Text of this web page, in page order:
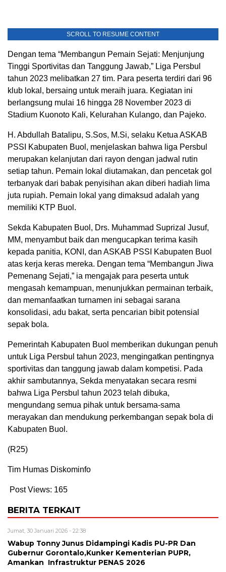
SCROLL TO RESUME CONTENT
Dengan tema “Membangun Pemain Sejati: Menjunjung
Tinggi Sportivitas dan Tanggung Jawab,” Liga Persbul
tahun 2023 melibatkan 27 tim. Para peserta terdiri dari 96
klub lokal, bersaing untuk meraih juara. Kegiatan ini
berlangsung mulai 16 hingga 28 November 2023 di
Stadium Kuonoto Kali, Kelurahan Kulango, dan Pajeko.
H. Abdullah Batalipu, S.Sos, M.Si, selaku Ketua ASKAB
PSSI Kabupaten Buol, menjelaskan bahwa liga Persbul
merupakan kelanjutan dari rayon dengan jadwal rutin
setiap tahun. Pemain lokal diutamakan, dan pencetak gol
terbanyak dari babak penyisihan akan diberi hadiah lima
juta rupiah. Pemain lokal yang dimaksud adalah yang
memiliki KTP Buol.
Sekda Kabupaten Buol, Drs. Muhammad Suprizal Jusuf,
MM, menyambut baik dan mengucapkan terima kasih
kepada panitia, KONI, dan ASKAB PSSI Kabupaten Buol
atas kerja keras mereka. Dengan tema “Membangun Jiwa
Pemenang Sejati,” ia mengajak para peserta untuk
mengasah kemampuan, menunjukkan permainan terbaik,
dan memanfaatkan turnamen ini sebagai sarana
konsolidasi, adu bakat, serta pencarian bibit potensial
sepak bola.
Pemerintah Kabupaten Buol memberikan dukungan penuh
untuk Liga Persbul tahun 2023, mengingatkan pentingnya
sportivitas dan tanggung jawab dalam kompetisi. Pada
akhir sambutannya, Sekda menyatakan secara resmi
bahwa Liga Persbul tahun 2023 telah dibuka,
mengundang semua pihak untuk bersama-sama
merayakan dan mendukung perkembangan sepak bola di
Kabupaten Buol.
(R25)
Tim Humas Diskominfo
Post Views: 165
BERITA TERKAIT
Jumat, 30 Januari 2026 - 22:38
Wabup Tonny Junus Didampingi Kadis PU-PR Dan
Gubernur Gorontalo,Kunker Kementerian PUPR,
Amankan Infrastruktur PENAS 2026